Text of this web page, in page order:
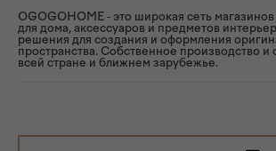
OGOGOHOME - это широкая сеть
для дома, аксессуаров и предметов
решения для создания и оформления
пространства. Собственное производство и
всей стране и ближнем зарубежье.